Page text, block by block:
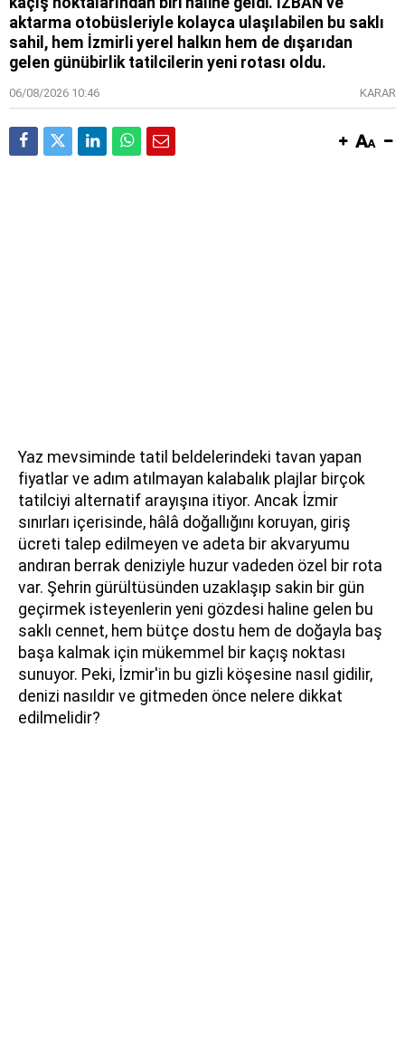
aktarma otobüsleriyle kolayca ulaşılabilen bu saklı
sahil, hem İzmirli yerel halkın hem de dışarıdan
gelen günübirlik tatilcilerin yeni rotası oldu.
06/08/2026 10:46 KARAR
Yaz mevsiminde tatil beldelerindeki tavan yapan
fiyatlar ve adım atılmayan kalabalık plajlar birçok
tatilciyi alternatif arayışına itiyor. Ancak İzmir
sınırları içerisinde, hâlâ doğallığını koruyan, giriş
ücreti talep edilmeyen ve adeta bir akvaryumu
andıran berrak deniziyle huzur vadeden özel bir rota
var. Şehrin gürültüsünden uzaklaşıp sakin bir gün
geçirmek isteyenlerin yeni gözdesi haline gelen bu
saklı cennet, hem bütçe dostu hem de doğayla baş
başa kalmak için mükemmel bir kaçış noktası
sunuyor. Peki, İzmir'in bu gizli köşesine nasıl gidilir,
denizi nasıldır ve gitmeden önce nelere dikkat
edilmelidir?